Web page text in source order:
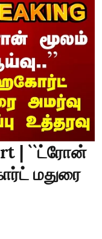
| ``ட்ரோன்
மதுரை